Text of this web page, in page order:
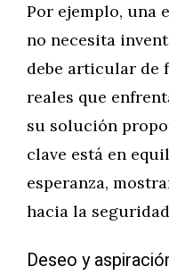
Por ejemplo, una
no necesita
debe articular de
reales que
su solución
clave está en
esperanza,
hacia la
Deseo y